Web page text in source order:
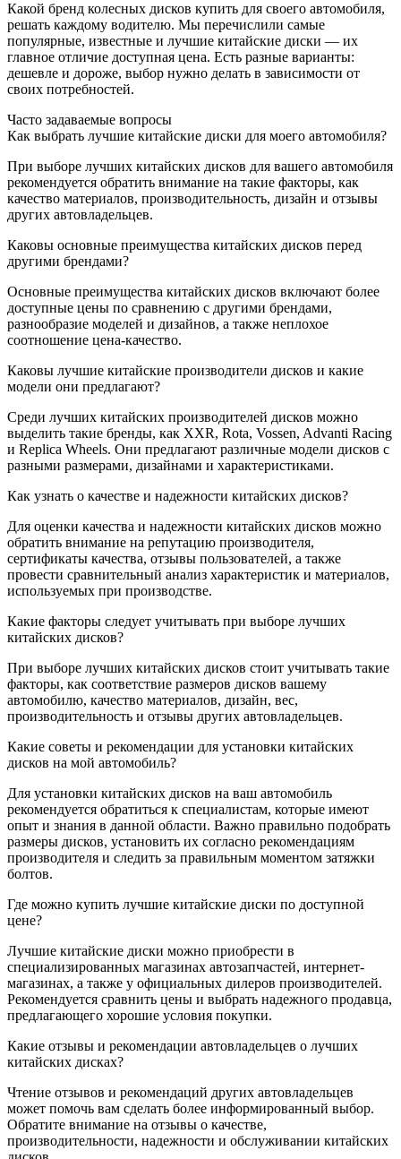
Какой бренд колесных дисков купить для своего автомобиля,
решать каждому водителю. Мы перечислили самые
популярные, известные и лучшие китайские диски — их
главное отличие доступная цена. Есть разные варианты:
дешевле и дороже, выбор нужно делать в зависимости от
своих потребностей.
Часто задаваемые вопросы
Как выбрать лучшие китайские диски для моего автомобиля?
При выборе лучших китайских дисков для вашего автомобиля
рекомендуется обратить внимание на такие факторы, как
качество материалов, производительность, дизайн и отзывы
других автовладельцев.
Каковы основные преимущества китайских дисков перед
другими брендами?
Основные преимущества китайских дисков включают более
доступные цены по сравнению с другими брендами,
разнообразие моделей и дизайнов, а также неплохое
соотношение цена-качество.
Каковы лучшие китайские производители дисков и какие
модели они предлагают?
Среди лучших китайских производителей дисков можно
выделить такие бренды, как XXR, Rota, Vossen, Advanti Racing
и Replica Wheels. Они предлагают различные модели дисков с
разными размерами, дизайнами и характеристиками.
Как узнать о качестве и надежности китайских дисков?
Для оценки качества и надежности китайских дисков можно
обратить внимание на репутацию производителя,
сертификаты качества, отзывы пользователей, а также
провести сравнительный анализ характеристик и материалов,
используемых при производстве.
Какие факторы следует учитывать при выборе лучших
китайских дисков?
При выборе лучших китайских дисков стоит учитывать такие
факторы, как соответствие размеров дисков вашему
автомобилю, качество материалов, дизайн, вес,
производительность и отзывы других автовладельцев.
Какие советы и рекомендации для установки китайских
дисков на мой автомобиль?
Для установки китайских дисков на ваш автомобиль
рекомендуется обратиться к специалистам, которые имеют
опыт и знания в данной области. Важно правильно подобрать
размеры дисков, установить их согласно рекомендациям
производителя и следить за правильным моментом затяжки
болтов.
Где можно купить лучшие китайские диски по доступной
цене?
Лучшие китайские диски можно приобрести в
специализированных магазинах автозапчастей, интернет-
магазинах, а также у официальных дилеров производителей.
Рекомендуется сравнить цены и выбрать надежного продавца,
предлагающего хорошие условия покупки.
Какие отзывы и рекомендации автовладельцев о лучших
китайских дисках?
Чтение отзывов и рекомендаций других автовладельцев
может помочь вам сделать более информированный выбор.
Обратите внимание на отзывы о качестве,
производительности, надежности и обслуживании китайских